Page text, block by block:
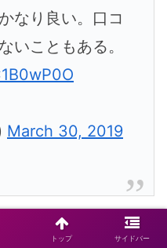
なり良い。口コ
いこともある。
March 30, 2019
ステル浜名湖」
トップ サイドバー